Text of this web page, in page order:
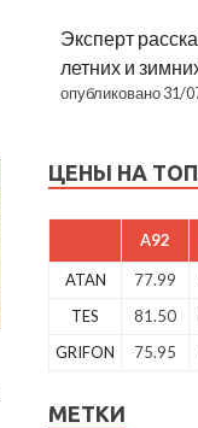
Эксперт
летних и
опубликовано 31/
ЦЕНЫ НА
A92
ATAN 77.99
TES
81.50
GRIFON
75.95
МЕТКИ